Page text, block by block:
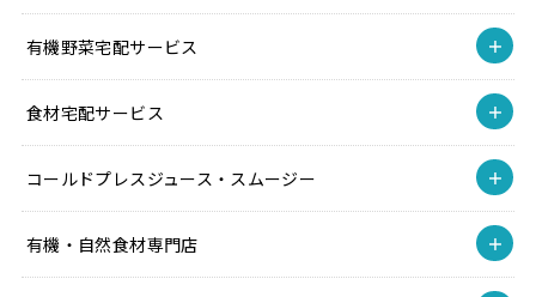
有機野菜宅配サービス
食材宅配サービス
コールドプレスジュース・スムージー
有機・自然食材専門店